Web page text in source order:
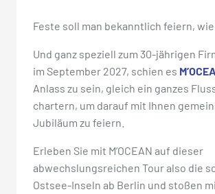
Feste soll man bekanntlich feiern,
Und ganz speziell zum 30-jährigen
im September 2027, schien es
Anlass zu sein, gleich ein ganzes
chartern, um darauf mit Ihnen
Jubiläum zu feiern.
Erleben Sie mit M’OCEAN auf dieser
abwechslungsreichen Tour also die
Ostsee-Inseln ab Berlin und stoßen